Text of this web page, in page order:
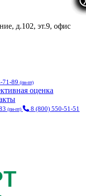
д.102, эт.9, офис
71-89 (пн-пт)
оценка
(пн-пт) 8 (800) 550-51-51